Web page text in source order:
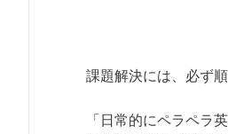
課題解決には、必ず
「日常的にペラペラ